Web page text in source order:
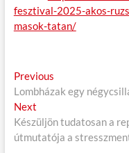
fesztival-2025-akos-
masok-tatan/
B
e
j
e
Previous
r
v
i
Lombházak egy
Next
e
x
Készüljön tudatosan a
útmutatója a